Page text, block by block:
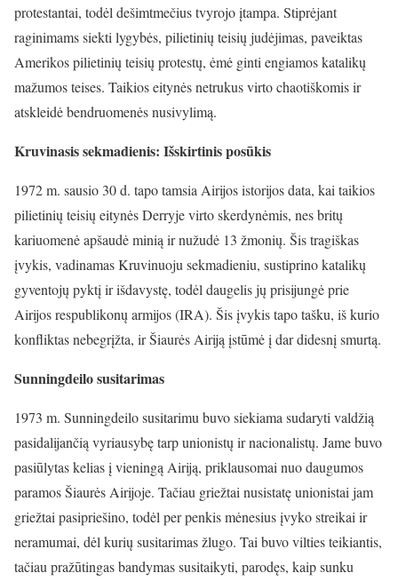
protestantai, todėl dešimtmečius tvyrojo įtampa. Stiprėjant
raginimams siekti lygybės, pilietinių teisių judėjimas, paveiktas
Amerikos pilietinių teisių protestų, ėmė ginti engiamos katalikų
mažumos teises. Taikios eitynės netrukus virto chaotiškomis ir
atskleidė bendruomenės nusivylimą.
Kruvinasis sekmadienis: Išskirtinis posūkis
1972 m. sausio 30 d. tapo tamsia Airijos istorijos data, kai taikios
pilietinių teisių eitynės Derryje virto skerdynėmis, nes britų
kariuomenė apšaudė minią ir nužudė 13 žmonių. Šis tragiškas
įvykis, vadinamas Kruvinuoju sekmadieniu, sustiprino katalikų
gyventojų pyktį ir išdavystę, todėl daugelis jų prisijungė prie
Airijos respublikonų armijos (IRA). Šis įvykis tapo tašku, iš kurio
konfliktas nebegrįžta, ir Šiaurės Airiją įstūmė į dar didesnį smurtą.
Sunningdeilo susitarimas
1973 m. Sunningdeilo susitarimu buvo siekiama sudaryti valdžią
pasidalijančią vyriausybę tarp unionistų ir nacionalistų. Jame buvo
pasiūlytas kelias į vieningą Airiją, priklausomai nuo daugumos
paramos Šiaurės Airijoje. Tačiau griežtai nusistatę unionistai jam
griežtai pasipriešino, todėl per penkis mėnesius įvyko streikai ir
neramumai, dėl kurių susitarimas žlugo. Tai buvo vilties teikiantis,
tačiau pražūtingas bandymas susitaikyti, parodęs, kaip sunku